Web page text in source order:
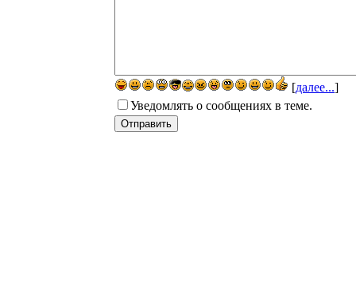
[далее...]
Уведомлять о сообщениях в теме.